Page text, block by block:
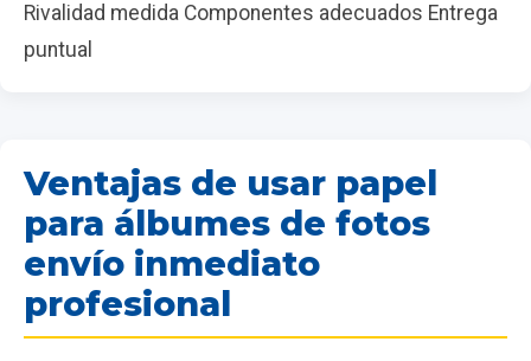
Rivalidad medida Componentes adecuados Entrega
puntual
Ventajas de usar papel
para álbumes de fotos
envío inmediato
profesional